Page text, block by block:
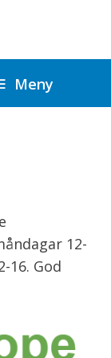
Meny
12-
16. God